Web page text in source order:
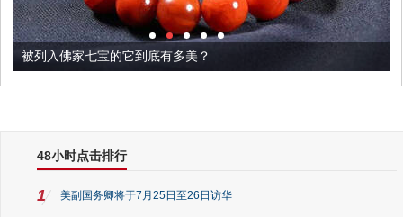
被列入佛家七宝的它到底有多美？
48小时点击排行
1 美副国务卿将于7月25日至26日访华